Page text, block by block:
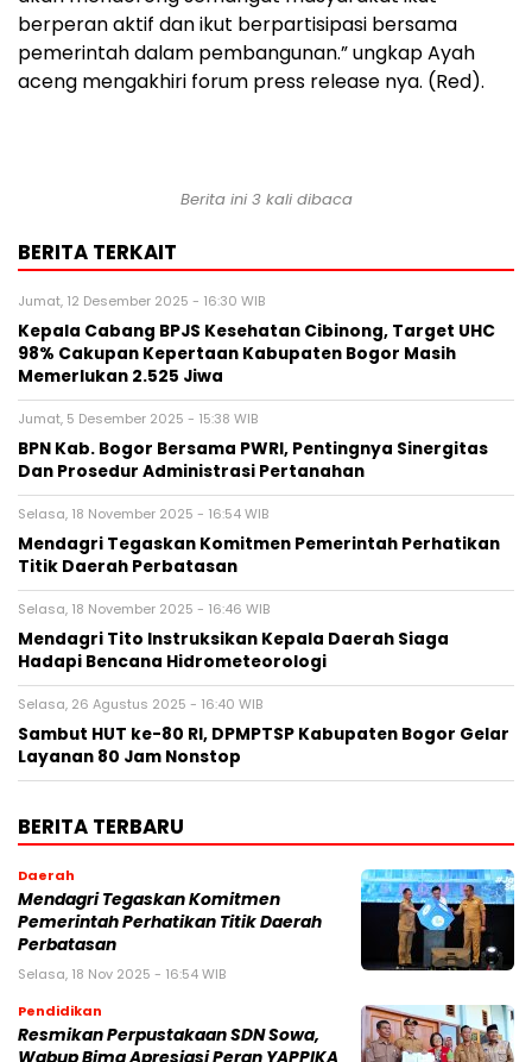
berperan aktif dan ikut berpartisipasi bersama
pemerintah dalam pembangunan.” ungkap Ayah
aceng mengakhiri forum press release nya. (Red).
Berita ini 3 kali dibaca
BERITA TERKAIT
Jumat, 12 Desember 2025 - 16:30 WIB
Kepala Cabang BPJS Kesehatan Cibinong, Target UHC
98% Cakupan Kepertaan Kabupaten Bogor Masih
Memerlukan 2.525 Jiwa
Jumat, 5 Desember 2025 - 15:38 WIB
BPN Kab. Bogor Bersama PWRI, Pentingnya Sinergitas
Dan Prosedur Administrasi Pertanahan
Selasa, 18 November 2025 - 16:54 WIB
Mendagri Tegaskan Komitmen Pemerintah Perhatikan
Titik Daerah Perbatasan
Selasa, 18 November 2025 - 16:46 WIB
Mendagri Tito Instruksikan Kepala Daerah Siaga
Hadapi Bencana Hidrometeorologi
Selasa, 26 Agustus 2025 - 16:40 WIB
Sambut HUT ke-80 RI, DPMPTSP Kabupaten Bogor Gelar
Layanan 80 Jam Nonstop
BERITA TERBARU
Daerah
Mendagri Tegaskan Komitmen
Pemerintah Perhatikan Titik Daerah
Perbatasan
Selasa, 18 Nov 2025 - 16:54 WIB
Pendidikan
Resmikan Perpustakaan SDN Sowa,